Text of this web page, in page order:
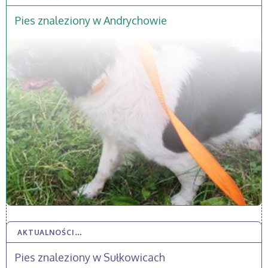
Pies znaleziony w Andrychowie
AKTUALNOŚCI…
Pies znaleziony w Sułkowicach
18 SIE 2025